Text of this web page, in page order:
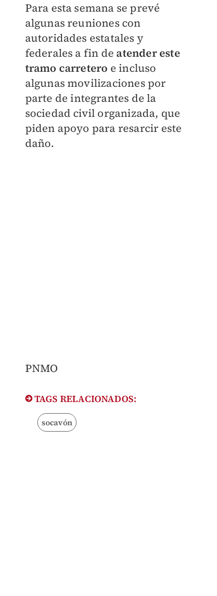
Para esta semana se prevé
algunas reuniones con
autoridades estatales y
federales a fin de atender este
tramo carretero e incluso
algunas movilizaciones por
parte de integrantes de la
sociedad civil organizada, que
piden apoyo para resarcir este
daño.
PNMO
TAGS RELACIONADOS:
socavón